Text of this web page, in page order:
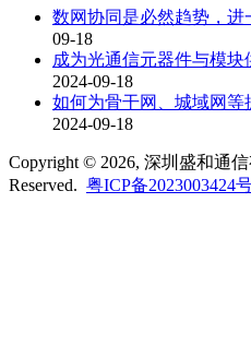
数网协同是必然趋势，进
09-18
成为光通信元器件与模
2024-09-18
如何为骨干网、城域网等
2024-09-18
Copyright © 2026, 深圳盛和通
Reserved. 粤ICP备2023003424